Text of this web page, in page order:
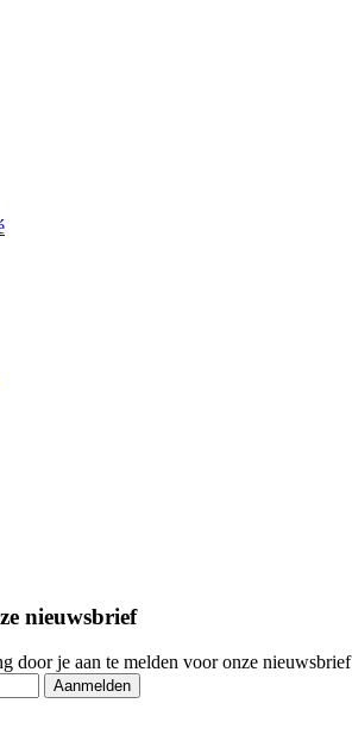
nieuwsbrief
door je aan te melden voor onze nieuwsbrief
Aanmelden